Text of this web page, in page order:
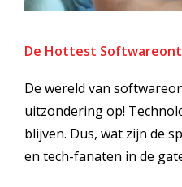
De Hottest
De wereld van
uitzondering op!
blijven. Dus, wat zijn de
en tech-fanaten in de